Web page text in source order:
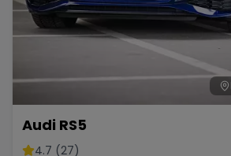
Audi RS5
4.7 (27)